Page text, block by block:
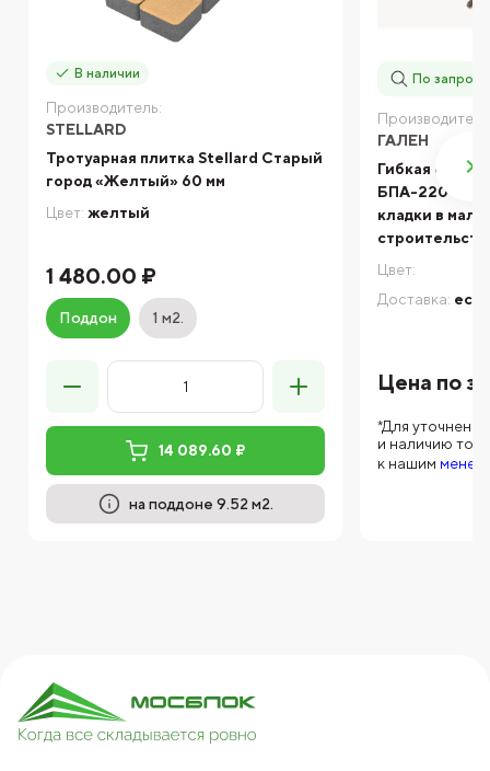
В наличии
Производитель:
STELLARD
Тротуарная плитка Stellard Старый
город «Желтый» 60 мм
Цвет: желтый
1 480.00 ₽
Поддон 1 м2.
14 089.60 ₽
на поддоне 9.52 м2.
По запросу
ГАЛЕН
Гибкая связь-
БПА-220-4-2П
кладки в
Цвет:
Доставка: есть
Цена по
*Для
и наличию
к нашим